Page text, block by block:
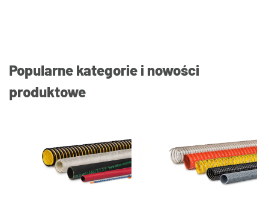
Popularne kategorie i nowości
produktowe